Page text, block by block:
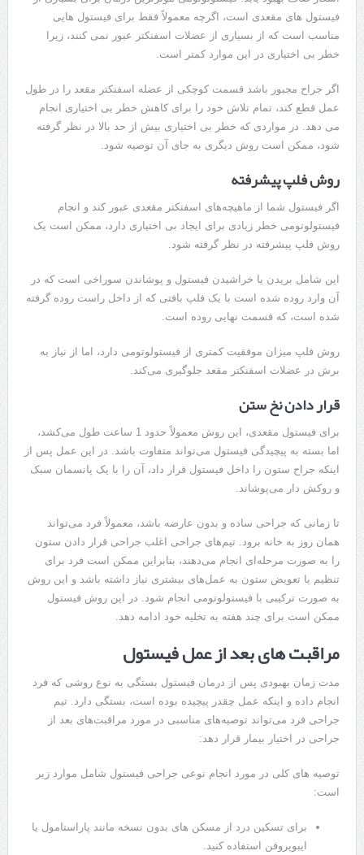
فیستول های مقعدی است، اگرچه معمولاً فقط برای فیستول هایی
مناسب است که از بسیاری از عضلات اسفنکتر عبور نمی کنند، زیرا
خطر بی اختیاری در این موارد کمتر است.
اگر جراح مجبور باشد قسمت کوچکی از عضله اسفنکتر مقعد را در طول
عمل قطع کند، تمام تلاش خود را برای کاهش خطر بی اختیاری انجام
می دهد. در مواردی که خطر بی اختیاری بیش از حد بالا در نظر گرفته
شود، ممکن است روش دیگری به جای آن توصیه شود.
روش فلپ پیشرفته
اگر فیستول شما از ماهیچه‌های اسفنکتر مقعدی عبور کند و انجام
فیستولوتومی خطر زیادی برای ایجاد بی اختیاری دارد، ممکن است یک
روش فلپ پیشرفته در نظر گرفته شود.
این شامل بریدن یا خراشیدن فیستول و پوشاندن سوراخی است که در
آن وارد روده شده است با یک فلپ بافتی که از داخل راست روده گرفته
شده است، که قسمت نهایی روده است.
روش فلپ میزان موفقیت کمتری از فیستولوتومی دارد، اما از نیاز به
برش در عضلات اسفنکتر مقعد جلوگیری می‌کند.
قرار دادن نخ ستن
برای فیستول مقعدی، این روش معمولاً حدود 1 ساعت طول می‌کشد،
اما بسته به پیچیدگی فیستول می‌تواند متفاوت باشد. در این عمل پس از
اینکه جراح ستون را داخل فیستول قرار داد، آن را با یک پانسمان سبک
و روکش دار می‌پوشاند.
تا زمانی که جراحی ساده و بدون عارضه باشد، معمولاً فرد می‌تواند
همان روز به خانه برود. تیم‌های جراحی اغلب جراحی قرار دادن ستون
را به صورت مرحله‌ای انجام می‌دهند، بنابراین ممکن است فرد برای
تنظیم یا تعویض ستون به عمل‌های بیشتری نیاز داشته باشد و این روش
به صورت ترکیبی با فیستولوتومی انجام شود. در این روش فیستول
ممکن است برای چند هفته به تخلیه خود ادامه دهد.
مراقبت های بعد از عمل فیستول
مدت زمان بهبودی پس از درمان فیستول بستگی به نوع روشی که فرد
انجام داده و اینکه عمل چقدر پیچیده بوده است، بستگی دارد. تیم
جراحی فرد می‌تواند توصیه‌های مناسبی در مورد مراقبت‌های بعد از
جراحی در اختیار بیمار قرار دهد:
توصیه های کلی در مورد انجام نوعی جراحی فیستول شامل موارد زیر
است:
برای تسکین درد از مسکن های بدون نسخه مانند پاراستامول یا
ایبوپروفن استفاده کنید.